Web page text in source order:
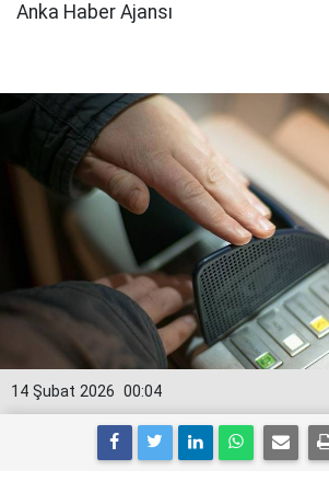
Anka Haber Ajansı
00:04
14 Şubat 2026